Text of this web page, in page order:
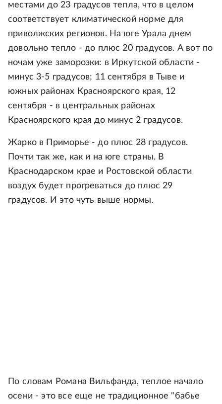
местами до 23 градусов тепла, что в целом
соответствует климатической норме для
приволжских регионов. На юге Урала днем
довольно тепло - до плюс 20 градусов. А вот по
ночам уже заморозки: в Иркутской области -
минус 3-5 градусов; 11 сентября в Тыве и
южных районах Красноярского края, 12
сентября - в центральных районах
Красноярского края до минус 2 градусов.
Жарко в Приморье - до плюс 28 градусов.
Почти так же, как и на юге страны. В
Краснодарском крае и Ростовской области
воздух будет прогреваться до плюс 29
градусов. И это чуть выше нормы.
По словам Романа Вильфанда, теплое начало
осени - это все еще не традиционное "бабье